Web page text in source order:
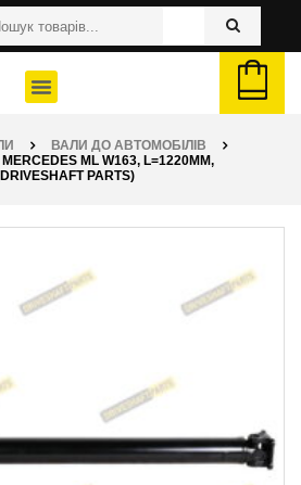
ВАЛИ ДО АВТОМОБІЛІВ
ML W163, L=1220ММ,
PARTS)